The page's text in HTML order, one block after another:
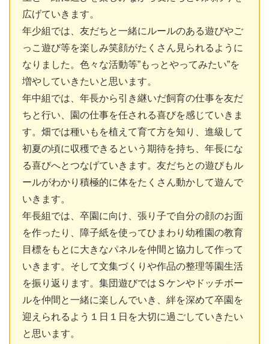
広げていきます。
年少組では、友だちと一緒にルールのある遊びやご
っこ遊び等を楽しみ笑顔がたくさん見られるように
なりました。色々な活動等”もっとやってみたい”を
増やしていきたいと思います。
年中組では、年長から引き継いだ飼育の仕事を友だ
ちと行い、園の仕事を任される喜びを感じていきま
す。畑では種いもを植えて育て方を知り、進級して
初夏の頃に収穫できるという期待を持ち、年長にな
る喜びへとつなげていきます。友だちとの遊びもル
ールがわかり積極的に体をたくさん動かして遊んで
いきます。
年長組では、卒園に向け、張り子で自分の顔のお面
を作ったり、障子紙を使ってひまわり幼稚園の教育
目標をもとに大きなパネルを仲間と協力して作って
いきます。そして文集づくりや作品の整理等園生活
を振り返ります。集団遊びではＳケンやドッチボー
ルを仲間と一緒に楽しんでいき、絆を深めて卒園を
迎えられるよう１日１日を大切に過ごしていきたい
と思います。